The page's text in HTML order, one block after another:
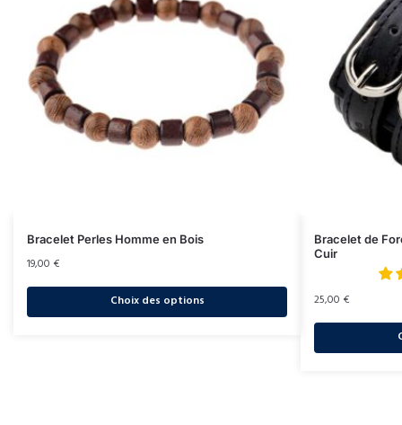
Bracelet Perles Homme en Bois
19,00 €
Choix des options
Bracelet de
Cuir
25,00 €